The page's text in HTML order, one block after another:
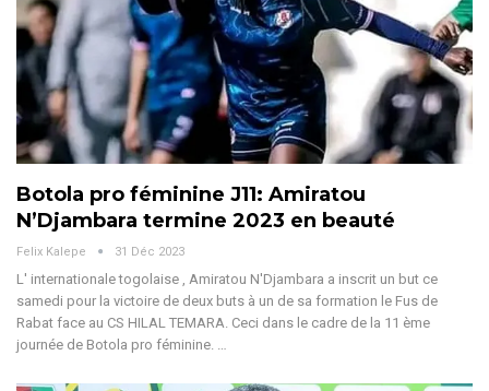
Botola pro féminine J11: Amiratou
N’Djambara termine 2023 en beauté
Felix Kalepe 31 Déc 2023
L' internationale togolaise , Amiratou N'Djambara a inscrit un but ce
samedi pour la victoire de deux buts à un de sa formation le Fus de
Rabat face au CS HILAL TEMARA. Ceci dans le cadre de la 11 ème
journée de Botola pro féminine. …